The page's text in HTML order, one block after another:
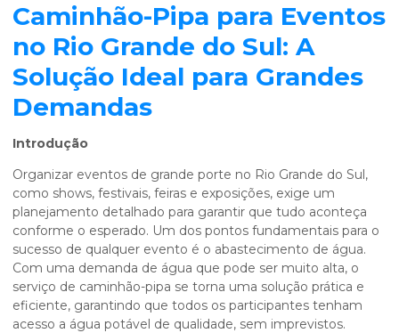
Caminhão-Pipa para Eventos
no Rio Grande do Sul: A
Solução Ideal para Grandes
Demandas
Introdução
Organizar eventos de grande porte no Rio Grande do Sul,
como shows, festivais, feiras e exposições, exige um
planejamento detalhado para garantir que tudo aconteça
conforme o esperado. Um dos pontos fundamentais para o
sucesso de qualquer evento é o abastecimento de água.
Com uma demanda de água que pode ser muito alta, o
serviço de caminhão-pipa se torna uma solução prática e
eficiente, garantindo que todos os participantes tenham
acesso a água potável de qualidade, sem imprevistos.